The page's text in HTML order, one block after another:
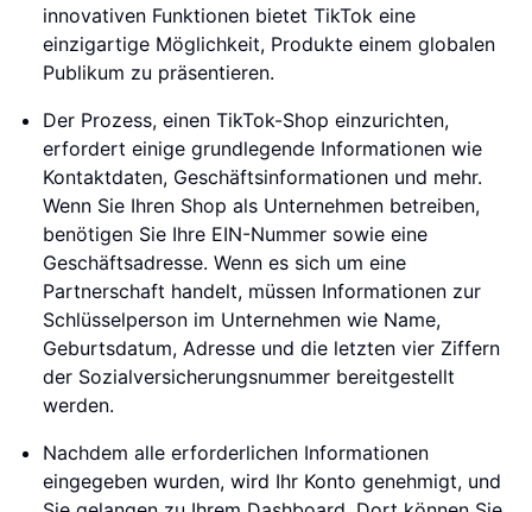
innovativen Funktionen bietet TikTok eine
einzigartige Möglichkeit, Produkte einem globalen
Publikum zu präsentieren.
Der Prozess, einen TikTok-Shop einzurichten,
erfordert einige grundlegende Informationen wie
Kontaktdaten, Geschäftsinformationen und mehr.
Wenn Sie Ihren Shop als Unternehmen betreiben,
benötigen Sie Ihre EIN-Nummer sowie eine
Geschäftsadresse. Wenn es sich um eine
Partnerschaft handelt, müssen Informationen zur
Schlüsselperson im Unternehmen wie Name,
Geburtsdatum, Adresse und die letzten vier Ziffern
der Sozialversicherungsnummer bereitgestellt
werden.
Nachdem alle erforderlichen Informationen
eingegeben wurden, wird Ihr Konto genehmigt, und